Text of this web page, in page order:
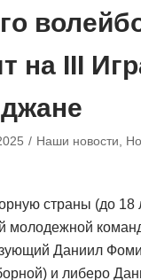
на III
Наши новости,
страны (до 18
молодежной
Даниил
и либеро